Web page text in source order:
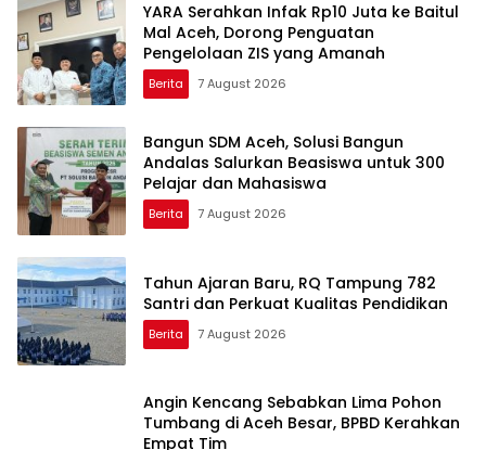
YARA Serahkan Infak Rp10 Juta ke Baitul
Mal Aceh, Dorong Penguatan
Pengelolaan ZIS yang Amanah
Berita 7 August 2026
Bangun SDM Aceh, Solusi Bangun
Andalas Salurkan Beasiswa untuk 300
Pelajar dan Mahasiswa
Berita 7 August 2026
Tahun Ajaran Baru, RQ Tampung 782
Santri dan Perkuat Kualitas Pendidikan
Berita 7 August 2026
Angin Kencang Sebabkan Lima Pohon
Tumbang di Aceh Besar, BPBD Kerahkan
Empat Tim